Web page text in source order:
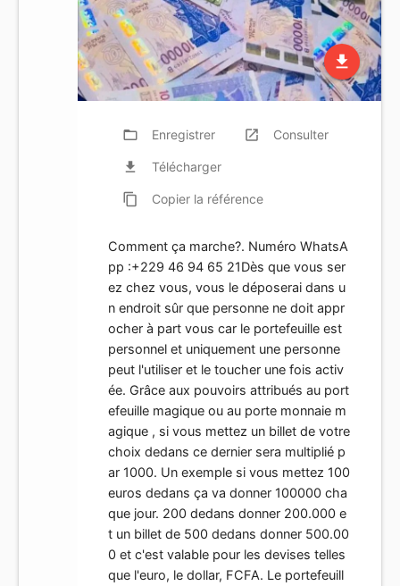
file_download
folder_open Enregistrer launch Consulter
file_download Télécharger
content_copy Copier la référence
Comment ça marche?. Numéro WhatsA
pp :+229 46 94 65 21Dès que vous ser
ez chez vous, vous le déposerai dans u
n endroit sûr que personne ne doit appr
ocher à part vous car le portefeuille est
personnel et uniquement une personne
peut l'utiliser et le toucher une fois activ
ée. Grâce aux pouvoirs attribués au port
efeuille magique ou au porte monnaie m
agique , si vous mettez un billet de votre
choix dedans ce dernier sera multiplié p
ar 1000. Un exemple si vous mettez 100
euros dedans ça va donner 100000 cha
que jour. 200 dedans donner 200.000 e
t un billet de 500 dedans donner 500.00
0 et c'est valable pour les devises telles
que l'euro, le dollar, FCFA. Le portefeuill